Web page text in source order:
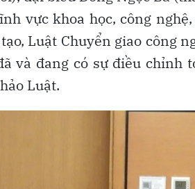
vực khoa học, công
Luật Chuyển giao công
và đang có sự điều chỉnh
Luật.